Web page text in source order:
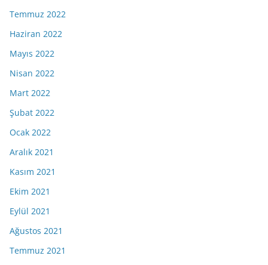
Temmuz 2022
Haziran 2022
Mayıs 2022
Nisan 2022
Mart 2022
Şubat 2022
Ocak 2022
Aralık 2021
Kasım 2021
Ekim 2021
Eylül 2021
Ağustos 2021
Temmuz 2021